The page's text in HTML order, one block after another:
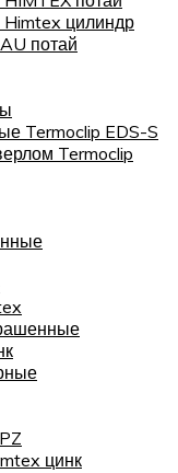
цилиндр
потай
Termoclip EDS-S
Termoclip
цинк